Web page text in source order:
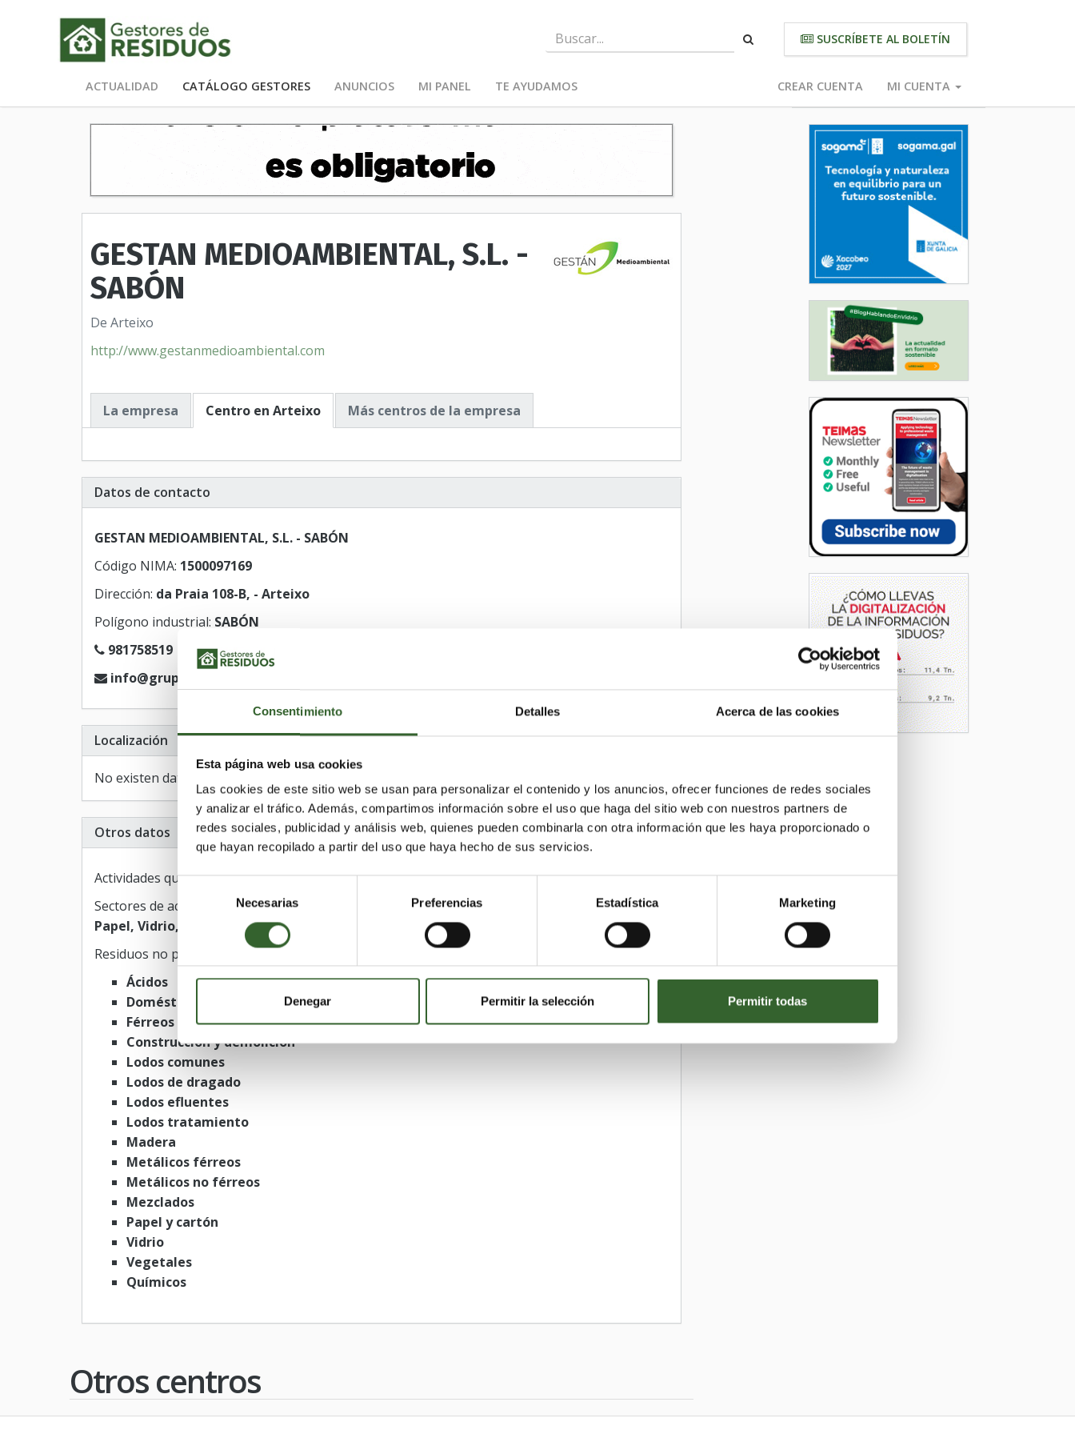
Consentimiento Detalles Acerca de las cookies
Esta página web usa cookies
Las cookies de este sitio web se usan para personalizar el contenido y los anuncios, ofrecer funciones de redes sociales
y analizar el tráfico. Además, compartimos información sobre el uso que haga del sitio web con nuestros partners de
redes sociales, publicidad y análisis web, quienes pueden combinarla con otra información que les haya proporcionado o
que hayan recopilado a partir del uso que haya hecho de sus servicios.
Selección
de
consentimiento
Necesarias Preferencias Estadística Marketing
Denegar Permitir la selección Permitir todas
SUSCRÍBETE AL BOLETÍN
ACTUALIDAD CATÁLOGO GESTORES ANUNCIOS MI PANEL TE AYUDAMOS CREAR CUENTA MI CUENTA
GESTAN MEDIOAMBIENTAL, S.L. -
SABÓN
De Arteixo
http://www.gestanmedioambiental.com
La empresa Centro en Arteixo Más centros de la empresa
Datos de contacto
GESTAN MEDIOAMBIENTAL, S.L. - SABÓN
Código NIMA: 1500097169
Dirección: da Praia 108-B, - Arteixo
Polígono industrial: SABÓN
981758519
info@grupogestan.net
Localización
No existen datos de localización
Otros datos
Actividades que desarrollan:Transporte, Recuperación
Sectores de actividad:
Agrarios, Lodos, Quimicos, Plasticos, Escorias, Aceites, Madera, RCD,
Papel, Vidrio, Alimentarios, Metales, Acidos, Aceites Vegetales
Residuos no peligrosos
Ácidos
Domésticos
Férreos y no férreos
Construcción y demolición
Lodos comunes
Lodos de dragado
Lodos efluentes
Lodos tratamiento
Madera
Metálicos férreos
Metálicos no férreos
Mezclados
Papel y cartón
Vidrio
Vegetales
Químicos
Otros centros